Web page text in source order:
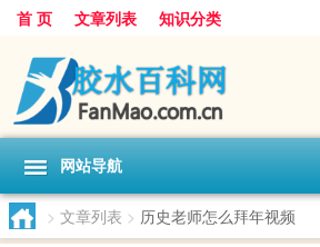
首 页 文章列表 知识分类
网站导航
> 文章列表 > 历史老师怎么拜年视频